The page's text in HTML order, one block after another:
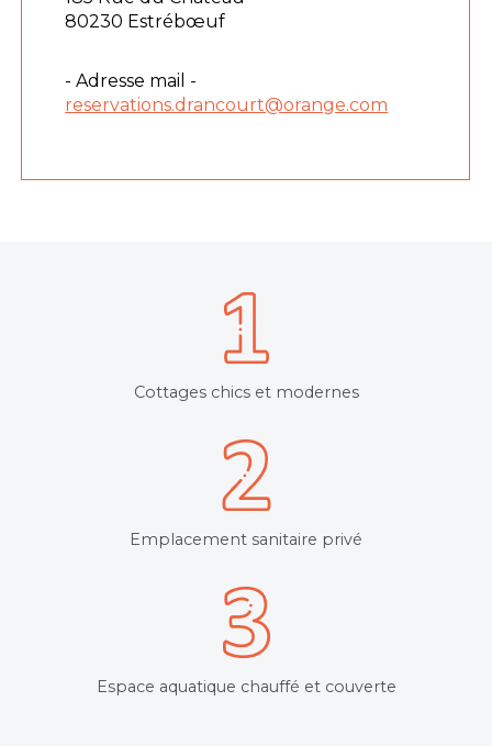
Cottages chics et modernes
Emplacement sanitaire privé
Espace aquatique chauffé et couverte
80230 Estrébœuf
- Adresse mail -
reservations.drancourt@orange.com